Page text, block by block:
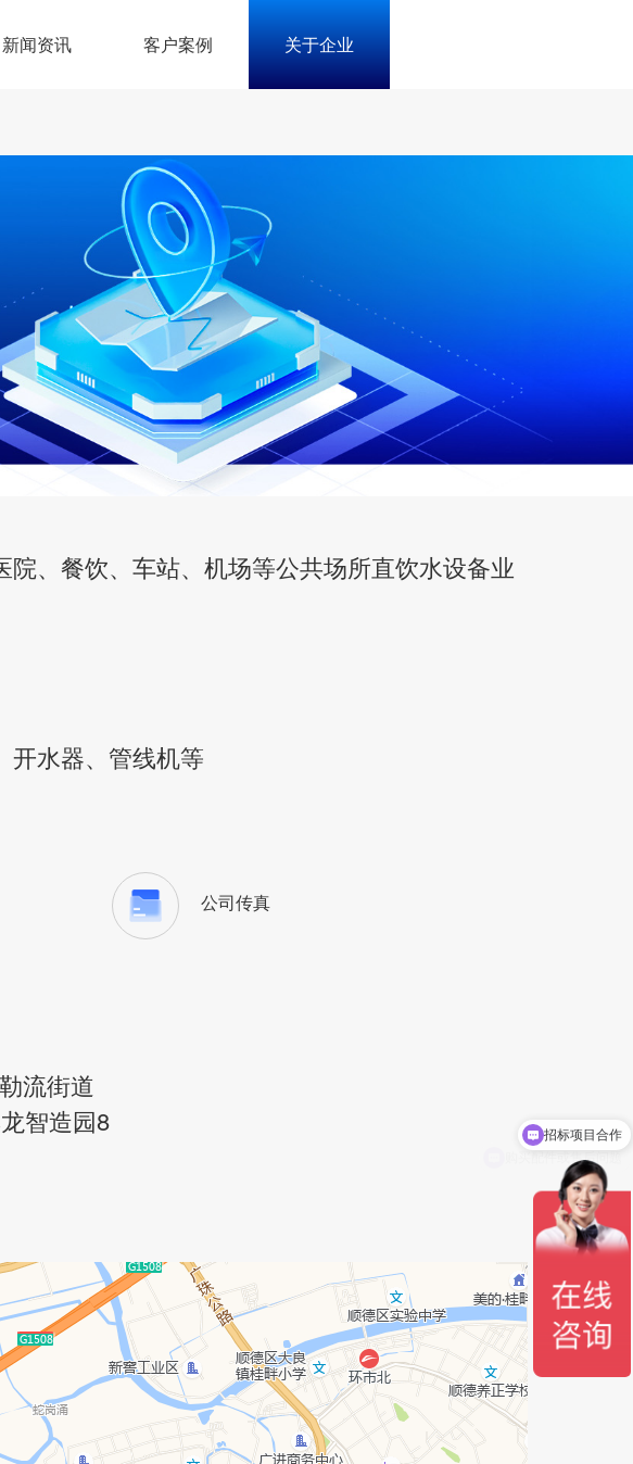
新闻资讯 客户案例 关于企业
、餐饮、车站、机场等公共场所直饮水设备业
开水器、管线机等
公司传真
流街道
智造园8
购买配件或售后问题